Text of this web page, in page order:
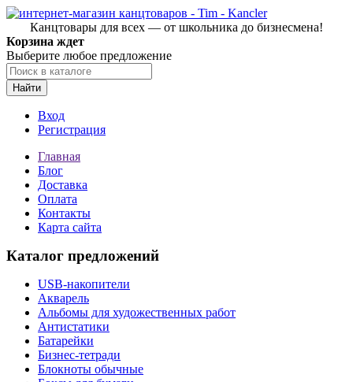
Канцтовары для всех — от школьника до бизнесмена!
Корзина ждет
Выберите любое предложение
Найти
Вход
Регистрация
Главная
Блог
Доставка
Оплата
Контакты
Карта сайта
Каталог предложений
USB-накопители
Акварель
Альбомы для художественных работ
Антистатики
Батарейки
Бизнес-тетради
Блокноты обычные